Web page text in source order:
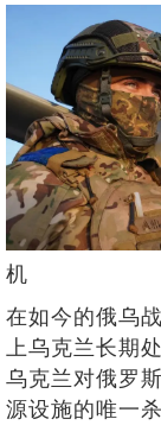
机
在如今的俄乌
上乌克兰长期
乌克兰对俄罗
源设施的唯一杀